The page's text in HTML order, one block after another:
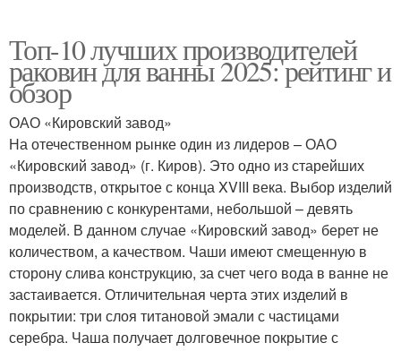
Топ-10 лучших производителей
раковин для ванны 2025: рейтинг и
обзор
ОАО «Кировский завод»
На отечественном рынке один из лидеров – ОАО
«Кировский завод» (г. Киров). Это одно из старейших
производств, открытое с конца XVIII века. Выбор изделий
по сравнению с конкурентами, небольшой – девять
моделей. В данном случае «Кировский завод» берет не
количеством, а качеством. Чаши имеют смещенную в
сторону слива конструкцию, за счет чего вода в ванне не
застаивается. Отличительная черта этих изделий в
покрытии: три слоя титановой эмали с частицами
серебра. Чаша получает долговечное покрытие с